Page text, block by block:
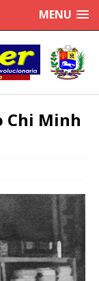
MENU
Chi Minh